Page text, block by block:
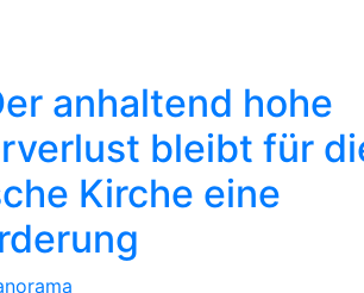
anhaltend hohe
bleibt für
Kirche eine